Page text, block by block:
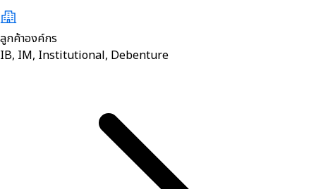
ลูกค้าองค์กร
IB, IM, Institutional, Debenture